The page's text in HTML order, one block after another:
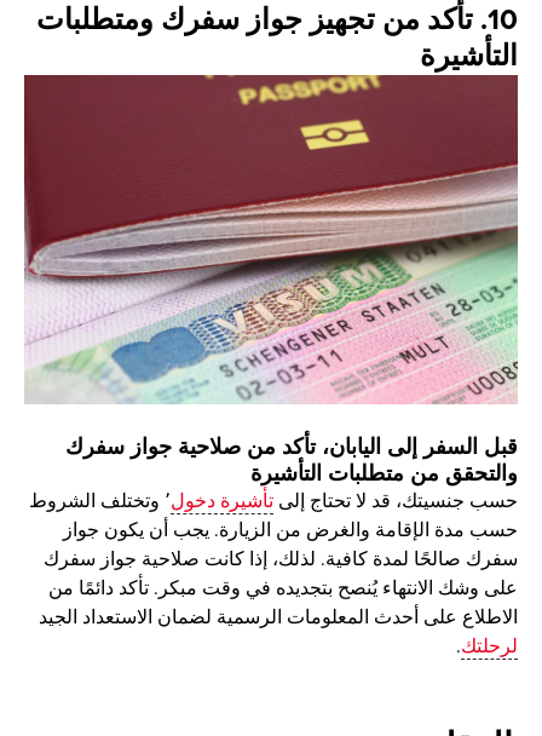
10. تأكد من تجهيز جواز سفرك ومتطلبات
التأشيرة
قبل السفر إلى اليابان، تأكد من صلاحية جواز سفرك
والتحقق من متطلبات التأشيرة
حسب جنسيتك، قد لا تحتاج إلى تأشيرة دخول ٬ وتختلف الشروط
حسب مدة الإقامة والغرض من الزيارة. يجب أن يكون جواز
سفرك صالحًا لمدة كافية. لذلك، إذا كانت صلاحية جواز سفرك
على وشك الانتهاء يُنصح بتجديده في وقت مبكر. تأكد دائمًا من
الاطلاع على أحدث المعلومات الرسمية لضمان الاستعداد الجيد
لرحلتك.